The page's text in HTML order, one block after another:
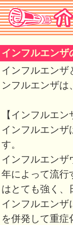
インフルエンザ
インフルエンザ
ンフルエンザは
【インフルエン
インフルエンザ
す。
インフルエン
年によって流行
はとても強く、
インフルエン
を併発して重